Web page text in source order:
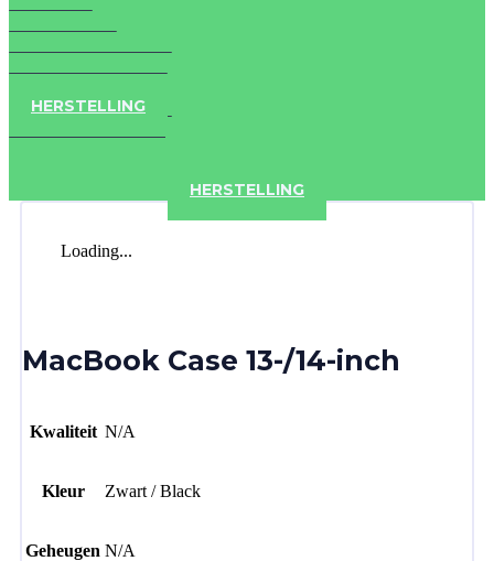
HERSTELLING
HERSTELLING
Loading...
MacBook Case 13-/14-inch
Kwaliteit N/A
Kleur Zwart / Black
Geheugen N/A